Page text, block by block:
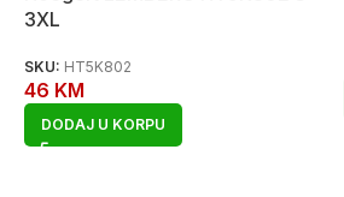
3XL
SKU: HT5K802
46 KM
DODAJ U KORPU